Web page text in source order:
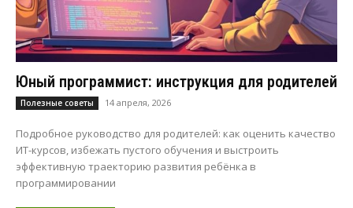
Юный программист: инструкция для родителей
Полезные советы 14 апреля, 2026
Подробное руководство для родителей: как оценить качество
ИТ-курсов, избежать пустого обучения и выстроить
эффективную траекторию развития ребёнка в
программировании